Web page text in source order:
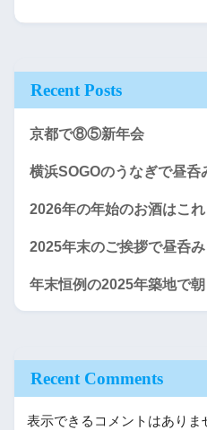
Recent Posts
京都で⑧⑤新年会
横浜SOGOのうなぎで昼呑
2026年の年始のお酒はこれ
2025年末のご挨拶で昼呑み
年末恒例の2025年築地で
Recent Comments
表示できるコメントはありま